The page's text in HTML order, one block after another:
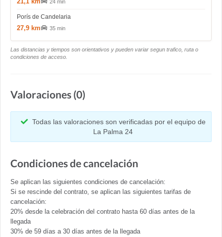
24 min
Porís de Candelaria
27,9 km 35 min
Las distancias y tiempos son orientativos y pueden variar segun trafico, ruta o
condiciones de acceso.
Valoraciones (0)
Todas las valoraciones son verificadas por el equipo de
La Palma 24
Condiciones de cancelación
Se aplican las siguientes condiciones de cancelación:
Si se rescinde del contrato, se aplican las siguientes tarifas de
cancelación:
20% desde la celebración del contrato hasta 60 días antes de la
llegada
30% de 59 días a 30 días antes de la llegada